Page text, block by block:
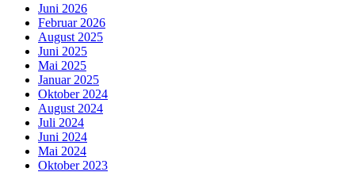
Juni 2026
Februar 2026
August 2025
Juni 2025
Mai 2025
Januar 2025
Oktober 2024
August 2024
Juli 2024
Juni 2024
Mai 2024
Oktober 2023